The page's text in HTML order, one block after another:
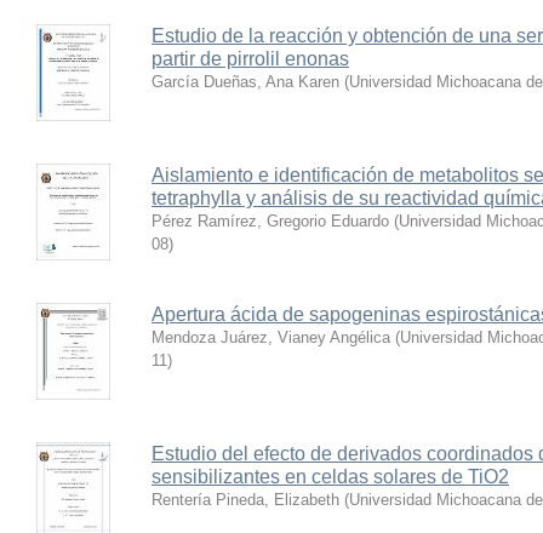
Estudio de la reacción y obtención de una
partir de pirrolil enonas
García Dueñas, Ana Karen (Universidad Michoacana
Aislamiento e identificación de metabolitos
tetraphylla y análisis de su reactividad
Pérez Ramírez, Gregorio Eduardo (Universidad
08)
Apertura ácida de sapogeninas
Mendoza Juárez, Vianey Angélica (Universidad
11)
Estudio del efecto de derivados coordinados
sensibilizantes en celdas solares de TiO2
Rentería Pineda, Elizabeth (Universidad Michoacana